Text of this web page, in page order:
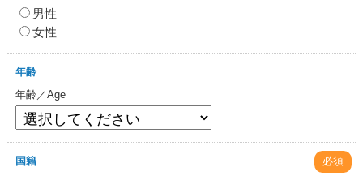
男性
女性
年齢
年齢／Age
国籍
必須